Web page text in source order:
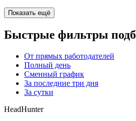
Показать ещё
Быстрые фильтры
От прямых работодателей
Полный день
Сменный график
За последние три дня
За сутки
HeadHunter